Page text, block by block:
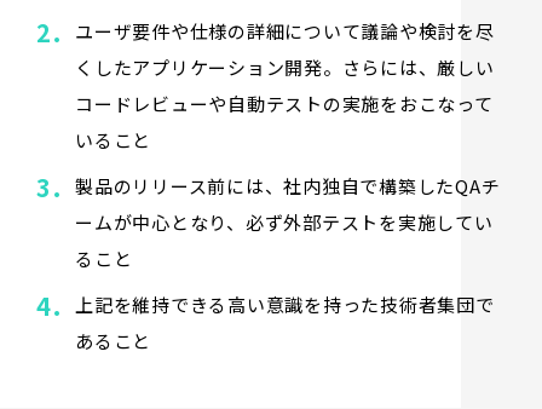
ユーザ要件や仕様の詳細について議論や検討を尽
くしたアプリケーション開発。さらには、厳しい
コードレビューや自動テストの実施をおこなって
いること
製品のリリース前には、社内独自で構築したQAチ
ームが中心となり、必ず外部テストを実施してい
ること
上記を維持できる高い意識を持った技術者集団で
あること